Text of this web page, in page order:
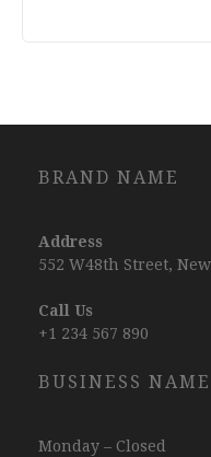
BRAND NAME
Address
552 W48th Street,
Call Us
+1 234 567 890
BUSINESS NAME
Monday – Closed